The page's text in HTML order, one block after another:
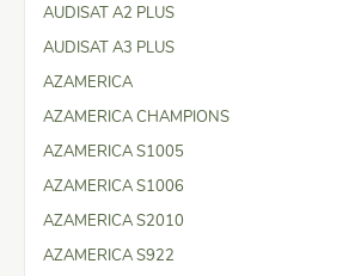
AUDISAT A2 PLUS
AUDISAT A3 PLUS
AZAMERICA
AZAMERICA CHAMPIONS
AZAMERICA S1005
AZAMERICA S1006
AZAMERICA S2010
AZAMERICA S922